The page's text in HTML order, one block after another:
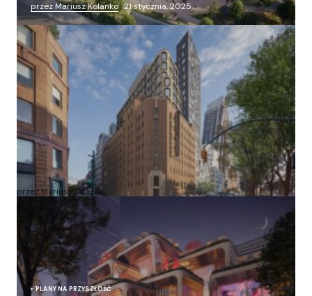
przez Mariusz Kolanko 21 stycznia, 2025
Zmieniają więzienie dla kobiet w nowoczesny
apartamentowiec
przez Mariusz Kolanko 20 lipca, 2024
PLANY NA PRZYSZŁOŚĆ